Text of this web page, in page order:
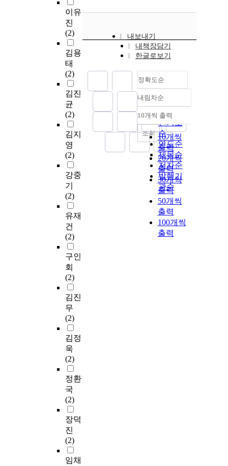
이유
진
(2)
김용
태
(2)
김진
균
(2)
김지
영
(2)
강중
기
(2)
유재
건
(2)
구인
회
(2)
김진
무
(2)
김정
욱
(2)
정환
국
(2)
장덕
진
(2)
임채
내보내기
내책장담기
한글로보기
정확도순
정확도
순
인기도
순
연도순
제목순
저자순
발행기
관순
내림차순
내림차순
10개씩 출력
10개씩
출력
20개씩
출력
30개씩
출력
50개씩
출력
100개씩
출력
조회